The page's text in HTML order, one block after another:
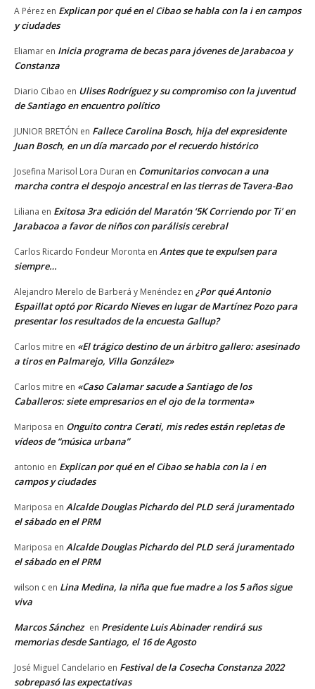
A Pérez en Explican por qué en el Cibao se habla con la i en campos
y ciudades
Eliamar en Inicia programa de becas para jóvenes de Jarabacoa y
Constanza
Diario Cibao en Ulises Rodríguez y su compromiso con la juventud
de Santiago en encuentro político
JUNIOR BRETÓN en Fallece Carolina Bosch, hija del expresidente
Juan Bosch, en un día marcado por el recuerdo histórico
Josefina Marisol Lora Duran en Comunitarios convocan a una
marcha contra el despojo ancestral en las tierras de Tavera-Bao
Liliana en Exitosa 3ra edición del Maratón ‘5K Corriendo por Ti’ en
Jarabacoa a favor de niños con parálisis cerebral
Carlos Ricardo Fondeur Moronta en Antes que te expulsen para
siempre…
Alejandro Merelo de Barberá y Menéndez en ¿Por qué Antonio
Espaillat optó por Ricardo Nieves en lugar de Martínez Pozo para
presentar los resultados de la encuesta Gallup?
Carlos mitre en «El trágico destino de un árbitro gallero: asesinado
a tiros en Palmarejo, Villa González»
Carlos mitre en «Caso Calamar sacude a Santiago de los
Caballeros: siete empresarios en el ojo de la tormenta»
Mariposa en Onguito contra Cerati, mis redes están repletas de
vídeos de “música urbana”
antonio en Explican por qué en el Cibao se habla con la i en
campos y ciudades
Mariposa en Alcalde Douglas Pichardo del PLD será juramentado
el sábado en el PRM
Mariposa en Alcalde Douglas Pichardo del PLD será juramentado
el sábado en el PRM
wilson c en Lina Medina, la niña que fue madre a los 5 años sigue
viva
Marcos Sánchez en Presidente Luis Abinader rendirá sus
memorias desde Santiago, el 16 de Agosto
José Miguel Candelario en Festival de la Cosecha Constanza 2022
sobrepasó las expectativas